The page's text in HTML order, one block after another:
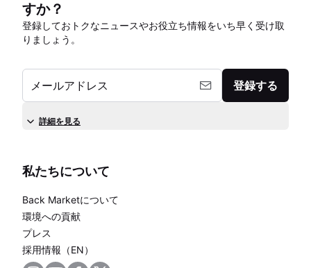
すか？
登録しておトクなニュースやお役立ち情報をいち早く受け取
りましょう。
メールアドレス 登録する
詳細を見る
私たちについて
Back Marketについて
環境への貢献
プレス
採用情報（EN）